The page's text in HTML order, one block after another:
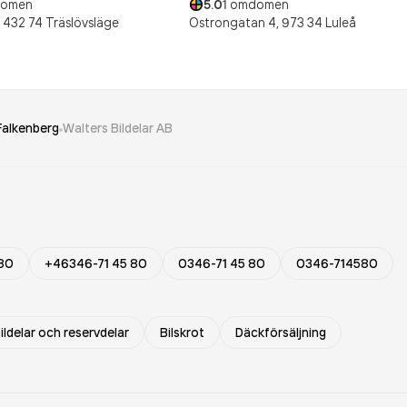
432 74 Träslövsläge
5.01 omdömen
Ostrongatan 4, 973 34 Luleå
Walters Bildelar AB
+46346-71 45 80 0346-71 45 80 0346-714580
och reservdelar Bilskrot Däckförsäljning